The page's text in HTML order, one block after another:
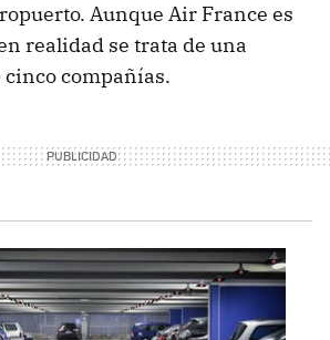
Aunque Air France es
realidad se trata de una
compañías.